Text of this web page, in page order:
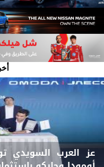
عز العرب السويدي